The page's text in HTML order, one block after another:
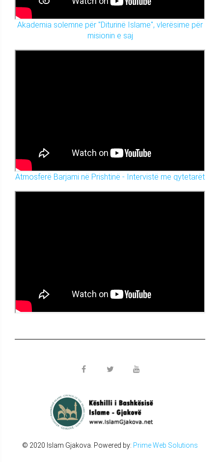
Akademia solemne për "Diturinë Islame", vlerësime për
misionin e saj
Atmosferë Barjami në Prishtinë - Intervistë me qytetarët
© 2020 Islam Gjakova. Powered by: Prime Web Solutions